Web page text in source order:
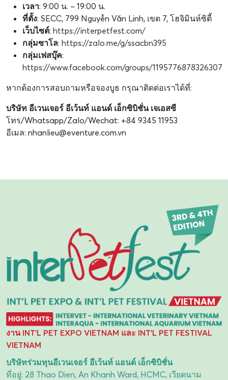
เวลา: 9:00 น. – 19:00 น.
ที่ตั้ง: SECC, 799 Nguyễn Văn Linh, เขต 7, โฮจิมินห์ซิตี้
เว็บไซต์: https://interpetfest.com/
กลุ่มซาโล: https://zalo.me/g/ssacbn395
กลุ่มเฟสบุ๊ค:
https://www.facebook.com/groups/1195776878326307
หากต้องการสอบถามหรือจองบูธ กรุณาติดต่อเราได้ที่:
บริษัท อีเวนเจอร์ อีเว้นท์ แอนด์ เอ็กซิบิชั่น เจเอสซี
โทร/Whatsapp/Zalo/Wechat: +84 9345 11953
อีเมล: nhanlieu@eventure.com.vn
งาน INT'L PET EXPO VIETNAM และ INT'L PET FESTIVAL
VIETNAM
บริษัทร่วมทุนอีเวนเจอร์ อีเว้นท์ แอนด์ เอ็กซิบิชั่น
ที่อยู่: 28 Thao Dien, An Khanh Ward, HCMC, เวียดนาม